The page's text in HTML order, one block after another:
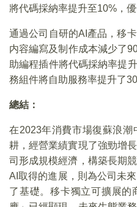
將代碼採納率提升至10%，
通過公司自研的AI產品，移
内容編寫及制作成本減少了
助編程插件將代碼採納率提
務組件將自助服務率提升了
總結：
在2023年消費市場復蘇浪
耕，經營業績實現了強勁增
司形成規模經濟，構築長期
AI取得的進展，則為公司未
了基礎。移卡獨立可擴展的